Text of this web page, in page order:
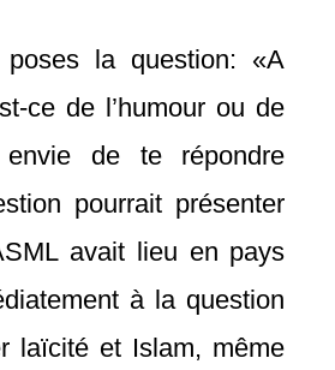
poses la question: «A
ce de l’humour ou de
de te répondre
pourrait présenter
avait lieu en pays
à la question
laïcité et Islam, même